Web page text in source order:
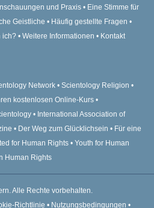
und Praxis
Eine Stimme für
Geistliche
Häufig gestellte Fragen
ich? Weitere Informationen
Kontakt
Network
Scientology Religion
kostenlosen Online-Kurs
International Association of
Der Weg zum Glücklichsein
Für eine
for Human Rights
Youth for Human
Human Rights
Alle Rechte vorbehalten.
Richtlinie • Nutzungsbedingungen •